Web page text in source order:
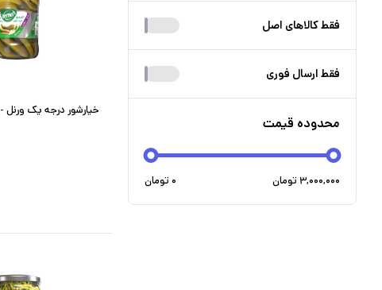
فقط کالا‌های اصل
فقط ارسال فوری
محدوده قیمت
۳,۰۰۰,۰۰۰ تومان ۰ تومان
خیارشور درجه یک ورنل - 660 گرمی